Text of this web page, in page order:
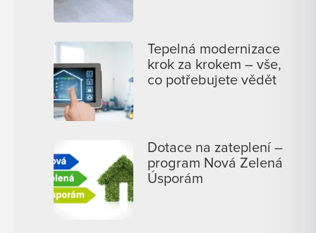
Tepelná modernizace
krok za krokem – vše,
co potřebujete vědět
Dotace na zateplení –
program Nová Zelená
Úsporám